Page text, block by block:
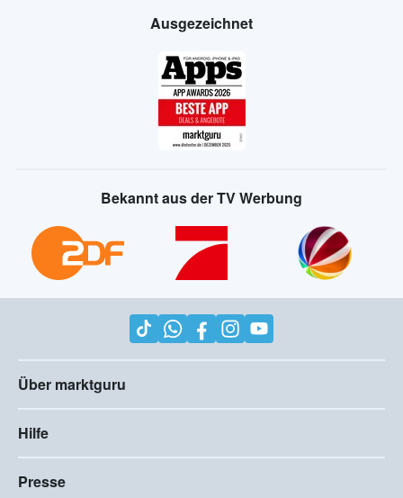
Ausgezeichnet
Bekannt aus der TV Werbung
Über marktguru
Hilfe
Presse